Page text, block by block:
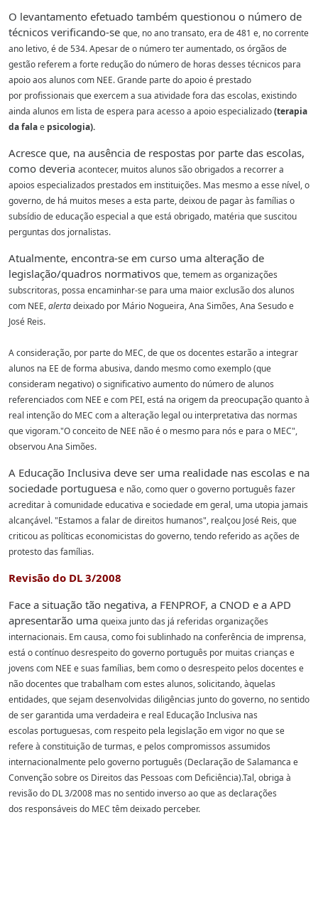
O levantamento efetuado também questionou o número de
técnicos verificando-se que, no ano transato, era de 481 e, no corrente
ano letivo, é de 534. Apesar de o númeroter aumentado, os órgãos de
gestão referem a forte redução do número de horas desses técnicos para
apoio aos alunos com NEE. Grande parte do apoio é prestado
por profissionais que exercem a sua atividade fora das escolas, existindo
ainda alunos em lista de espera para acesso a apoio especializado(terapia
da falae psicologia).
Acresce que, na ausência de respostas por parte das escolas,
como deveria acontecer, muitos alunos são obrigados a recorrer a
apoios especializados prestados em instituições. Mas mesmo a esse nível, o
governo, de há muitos meses a esta parte, deixoude pagar às famílias o
subsídio de educação especial a que está obrigado, matéria que suscitou
perguntas dos jornalistas.
Atualmente, encontra-se em curso uma alteração de
legislação/quadros normativos que, temem as organizações
subscritoras, possa encaminhar-se para uma maior exclusãodos alunos
com NEE,alertadeixado por Mário Nogueira, Ana Simões, Ana Sesudo e
José Reis.
A consideração, por parte do MEC, de que os docentes estarão a integrar
alunos na EE de forma abusiva, dando mesmo como exemplo (que
consideram negativo) o significativo aumento do número de alunos
referenciados com NEE e com PEI,está na origem da preocupação quanto à
real intenção do MEC com a alteração legal ou interpretativa das normas
que vigoram."O conceito de NEE não é o mesmo para nós e para o MEC",
observou Ana Simões.
A Educação Inclusiva deve ser uma realidade nas escolas e na
sociedade portuguesa e não, como quer o governo português fazer
acreditar à comunidade educativa e sociedadeem geral, uma utopia jamais
alcançável. "Estamos a falar de direitos humanos", realçou José Reis, que
criticou as políticas economicistas do governo, tendo referido as ações de
protesto das famílias.
Revisão do DL 3/2008
Face a situação tão negativa, a FENPROF, a CNOD e a APD
apresentarão uma queixa junto das já referidas organizações
internacionais. Em causa, como foi sublinhado na conferência de imprensa,
está ocontínuo desrespeito do governo português por muitas crianças e
jovens com NEE e suas famílias, bem como o desrespeito pelos docentes e
não docentes que trabalham com estes alunos, solicitando, àquelas
entidades, que sejam desenvolvidas diligências junto dogoverno, no sentido
de ser garantida uma verdadeira e real Educação Inclusiva nas
escolas portuguesas, com respeito pela legislação em vigor no que se
refere à constituição deturmas, e pelos compromissos assumidos
internacionalmente pelo governo português (Declaração de Salamanca e
Convenção sobre os Direitos das Pessoas com Deficiência).Tal, obriga à
revisão do DL 3/2008 mas no sentido inverso ao que as declarações
dos responsáveis do MEC têm deixado perceber.